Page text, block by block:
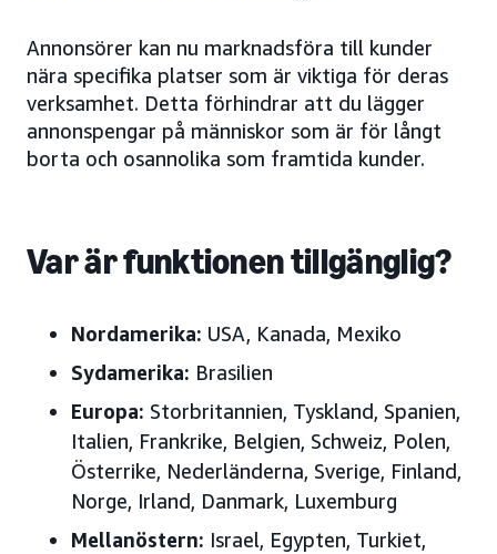
Annonsörer kan nu marknadsföra till kunder
nära specifika platser som är viktiga för deras
verksamhet. Detta förhindrar att du lägger
annonspengar på människor som är för långt
borta och osannolika som framtida kunder.
Var är funktionen tillgänglig?
Nordamerika: USA, Kanada, Mexiko
Sydamerika: Brasilien
Europa: Storbritannien, Tyskland, Spanien,
Italien, Frankrike, Belgien, Schweiz, Polen,
Österrike, Nederländerna, Sverige, Finland,
Norge, Irland, Danmark, Luxemburg
Mellanöstern: Israel, Egypten, Turkiet,